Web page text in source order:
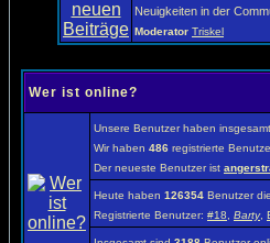
Neuigkeiten in der
Moderator Triskel
Wer ist online?
Unsere Benutzer haben insgesamt
Wir haben 486 registrierte
Der neueste Benutzer ist
Heute haben 126354 Benutzer
Registrierte Benutzer: #18 Barty,